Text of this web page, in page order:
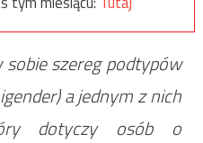
szereg podtypów
a jednym z nich
dotyczy osób o